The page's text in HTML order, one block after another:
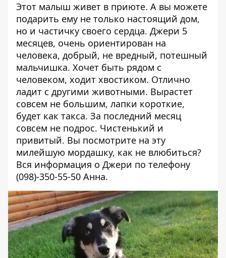
Этот малыш живет в приюте. А вы можете
подарить ему не только настоящий дом,
но и частичку своего сердца. Джери 5
месяцев, очень ориентирован на
человека, добрый, не вредный, потешный
мальчишка. Хочет быть рядом с
человеком, ходит хвостиком. Отлично
ладит с другими животными. Вырастет
совсем не большим, лапки короткие,
будет как такса. За последний месяц
совсем не подрос. Чистенький и
привитый. Вы посмотрите на эту
милейшую мордашку, как не влюбиться?
Вся информация о Джери по телефону
(098)-350-55-50 Анна.